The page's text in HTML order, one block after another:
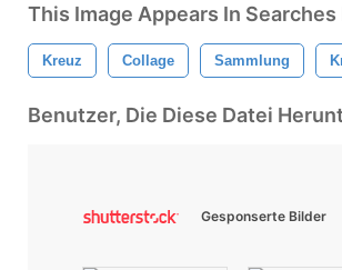
This Image Appears In Searches
Kreuz Collage Sammlung
Benutzer, Die Diese Datei
Gesponserte Bilder